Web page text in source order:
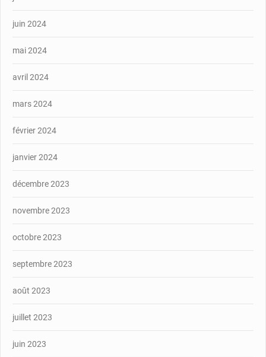
juin 2024
mai 2024
avril 2024
mars 2024
février 2024
janvier 2024
décembre 2023
novembre 2023
octobre 2023
septembre 2023
août 2023
juillet 2023
juin 2023